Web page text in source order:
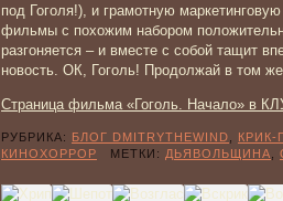
под Гоголя!), и грамотную
фильмы с похожим набором
разгоняется – и вместе с собой тащит
новость. ОК, Гоголь! Продолжай в том
Страница фильма «Гоголь. Начало» в
РУБРИКА: БЛОГ DMITRYTHEWIND КРИК-
КИНОХОРРОР МЕТКИ: ДЬЯВОЛЬЩИНА